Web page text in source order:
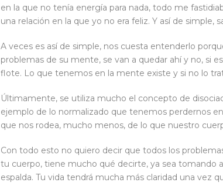
en la que no tenía energía para nada, todo me
una relación en la que yo no era feliz. Y así de simple,
A veces es así de simple, nos cuesta entenderlo
problemas de su mente, se van a quedar ahí y no, si
flote. Lo que tenemos en la mente existe y si no lo
Últimamente, se utiliza mucho el concepto de
ejemplo de lo normalizado que tenemos perdernos
que nos rodea, mucho menos, de lo que nuestro
Con todo esto no quiero decir que todos los
tu cuerpo, tiene mucho qué decirte, ya sea tomando
espalda. Tu vida tendrá mucha más claridad una vez